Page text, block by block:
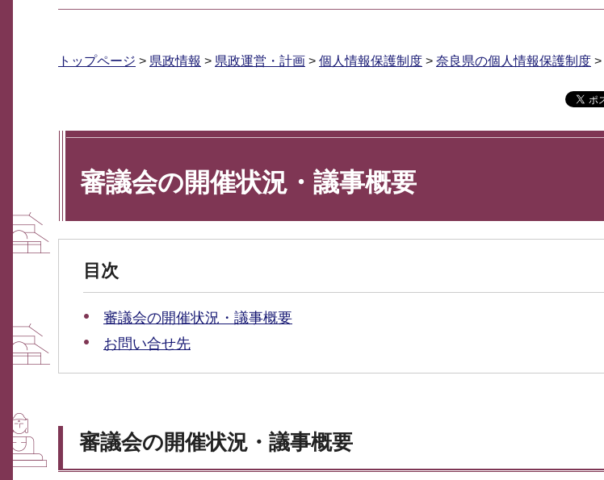
トップページ > 県政情報 > 県政運営・計画 > 個人情報保護制度 > 奈良県の個人情報保護制度 >
審議会の開催状況・議事概要
目次
審議会の開催状況・議事概要
お問い合せ先
審議会の開催状況・議事概要